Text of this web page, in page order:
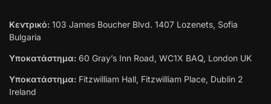
Κεντρικό: 103 James Boucher Blvd. 1407 Lozenets, Sofia
Bulgaria
Υποκατάστημα: 60 Gray’s Inn Road, WC1X BAQ, London UK
Υποκατάστημα: Fitzwilliam Hall, Fitzwilliam Place, Dublin 2
Ireland